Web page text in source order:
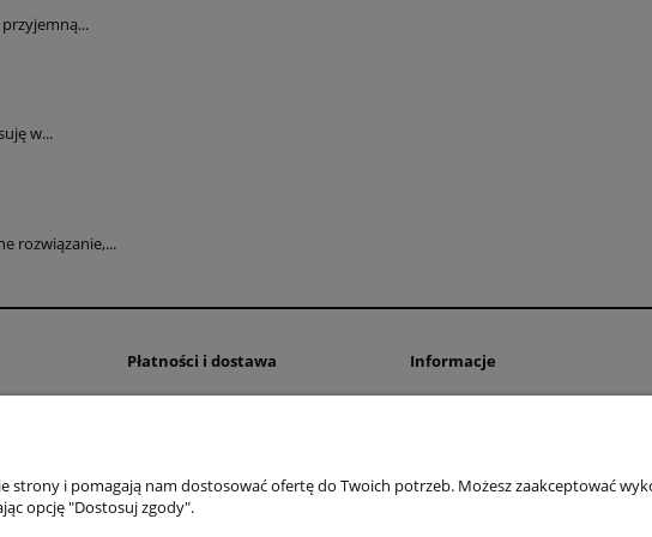
w...
rozwiązanie,...
Płatności i dostawa Informacje
OMEGA Spółka Jawna
strony i pomagają nam dostosować ofertę do Twoich potrzeb. Możesz zaakceptować
opcję "Dostosuj zgody".